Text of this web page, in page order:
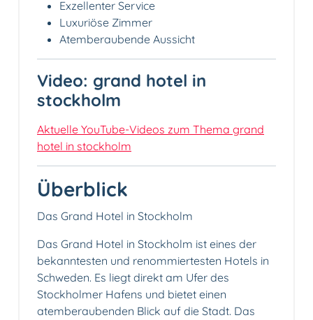
Exzellenter Service
Luxuriöse Zimmer
Atemberaubende Aussicht
Video: grand hotel in
stockholm
Aktuelle YouTube-Videos zum Thema grand
hotel in stockholm
Überblick
Das Grand Hotel in Stockholm
Das Grand Hotel in Stockholm ist eines der
bekanntesten und renommiertesten Hotels in
Schweden. Es liegt direkt am Ufer des
Stockholmer Hafens und bietet einen
atemberaubenden Blick auf die Stadt. Das